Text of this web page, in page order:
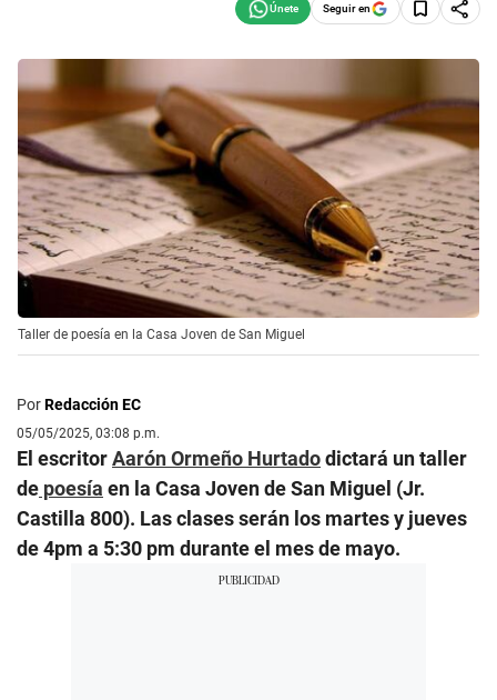
Seguir en
Taller de poesía en la Casa Joven de San Miguel
PorRedacción EC
05/05/2025, 03:08 p.m.
El escritorAarón Ormeño Hurtadodictará un taller
de poesía en la Casa Joven de San Miguel (Jr.
Castilla 800). Las clases serán los martes y jueves
de 4pm a 5:30 pm durante el mes de mayo.